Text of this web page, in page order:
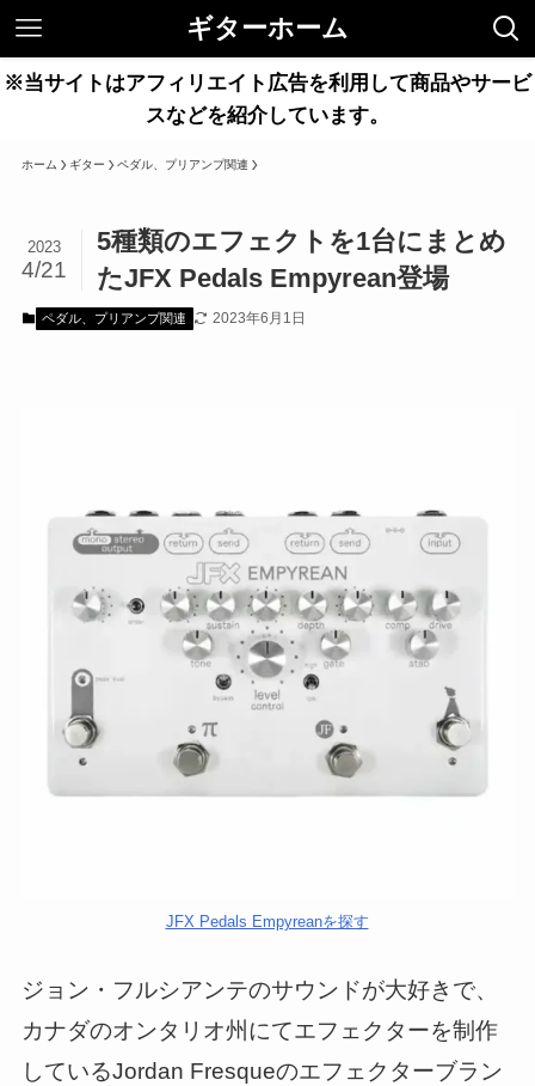
ギターホーム
※当サイトはアフィリエイト広告を利用して商品やサービ
スなどを紹介しています。
ホーム ギター ペダル、プリアンプ関連
5種類のエフェクトを1台にまとめ
たJFX Pedals Empyrean登場
2023
4/21
ペダル、プリアンプ関連 2023年6月1日
JFX Pedals Empyreanを探す
ジョン・フルシアンテのサウンドが大好きで、
カナダのオンタリオ州にてエフェクターを制作
しているJordan Fresqueのエフェクターブラン